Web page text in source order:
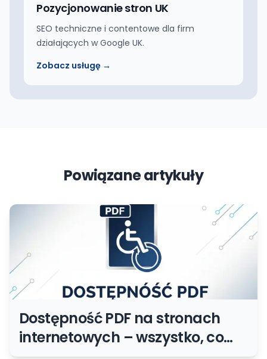
Pozycjonowanie stron UK
SEO techniczne i contentowe dla firm
działających w Google UK.
Zobacz usługę →
Powiązane artykuły
Dostępność PDF na stronach
internetowych – wszystko, co